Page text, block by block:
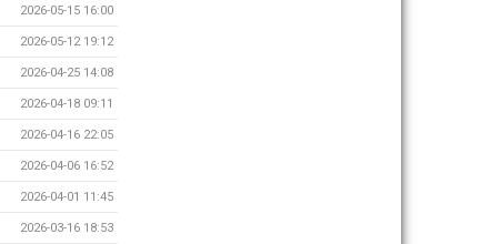
2026-05-15 16:00
2026-05-12 19:12
2026-04-25 14:08
2026-04-18 09:11
2026-04-16 22:05
2026-04-06 16:52
2026-04-01 11:45
2026-03-16 18:53